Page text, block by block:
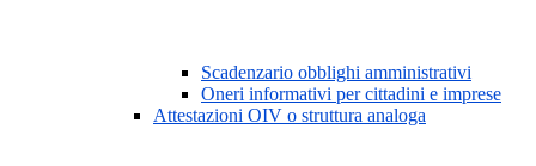
Scadenzario obblighi amministrativi
Oneri informativi per cittadini e imprese
Attestazioni OIV o struttura analoga